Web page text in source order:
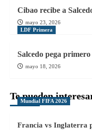
Cibao recibe a
mayo 23, 2026
LDF Primera
Salcedo pega
mayo 18, 2026
Te pueden
Mundial FIFA 2026
Francia vs Inglaterra